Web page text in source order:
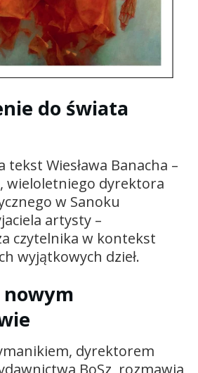
do świata
tekst Wiesława Banacha –
wieloletniego dyrektora
w Sanoku
artysty –
czytelnika w kontekst
wyjątkowych dzieł.
nowym
dyrektorem
BoSz, rozmawia